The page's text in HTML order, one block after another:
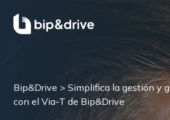
Bip&Drive > Simplifica la gestión y
con el Via-T de Bip&Drive